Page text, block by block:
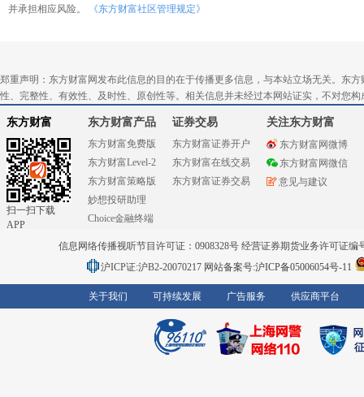
并承担相应风险。
《东方财富社区管理规定》
郑重声明：东方财富网发布此信息的目的在于传播更多信息，与本站立场无关。东
性、完整性、有效性、及时性、原创性等。相关信息并未经过本网站证实，不对您
东方财富
扫一扫下载
APP
东方财富产品
东方财富免费版
东方财富Level-2
东方财富策略版
妙想投研助理
Choice金融终端
证券交易
东方财富证券开户
东方财富在线交易
东方财富证券交易
关注东方财富
东方财富网微博
东方财富网微信
意见与建议
信息网络传播视听节目许可证：0908328号 经营证券期货业务许可证编
沪ICP证:沪B2-20070217 网站备案号:沪ICP备05006054号-11
关于我们 可持续发展 广告服务 供应商平台